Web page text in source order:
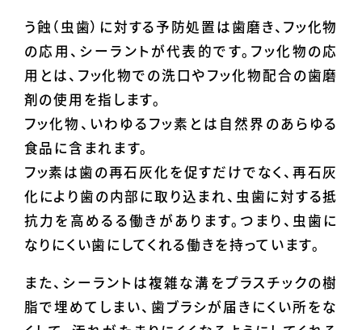
う蝕（虫歯）に対する予防処置は歯磨き、フッ化物
の応用、シーラントが代表的です。フッ化物の応
用とは、フッ化物での洗口やフッ化物配合の歯磨
剤の使用を指します。
フッ化物、いわゆるフッ素とは自然界のあらゆる
食品に含まれます。
フッ素は歯の再石灰化を促すだけでなく、再石灰
化により歯の内部に取り込まれ、虫歯に対する抵
抗力を高めるる働きがあります。つまり、虫歯に
なりにくい歯にしてくれる働きを持っています。
また、シーラントは複雑な溝をプラスチックの樹
脂で埋めてしまい、歯ブラシが届きにくい所をな